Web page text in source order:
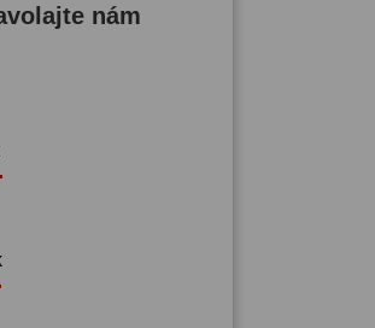
nám